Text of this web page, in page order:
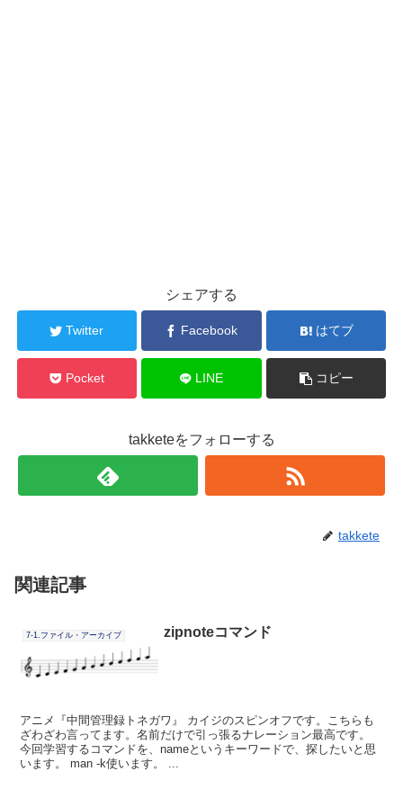
シェアする
Twitter Facebook はてブ
Pocket LINE コピー
takketeをフォローする
takkete
関連記事
7-1.ファイル・アーカイブ zipnoteコマンド
アニメ『中間管理録トネガワ』 カイジのスピンオフです。こちらも
ざわざわ言ってます。名前だけで引っ張るナレーション最高です。
今回学習するコマンドを、nameというキーワードで、探したいと思
います。 man -k使います。 ...